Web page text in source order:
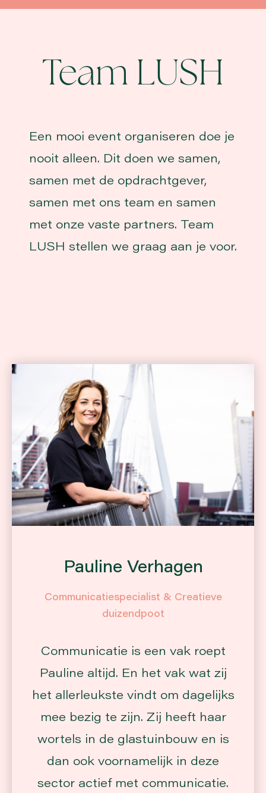
Team LUSH
Een mooi event organiseren doe je
nooit alleen. Dit doen we samen,
samen met de opdrachtgever,
samen met ons team en samen
met onze vaste partners. Team
LUSH stellen we graag aan je voor.
Pauline Verhagen
Communicatiespecialist & Creatieve
duizendpoot
Communicatie is een vak roept
Pauline altijd. En het vak wat zij
het allerleukste vindt om dagelijks
mee bezig te zijn. Zij heeft haar
wortels in de glastuinbouw en is
dan ook voornamelijk in deze
sector actief met communicatie.